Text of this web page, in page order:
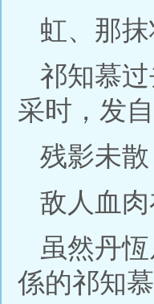
虹、那抹
祁知慕
采时，发
残影未
敌人血
虽然丹
係的祁知